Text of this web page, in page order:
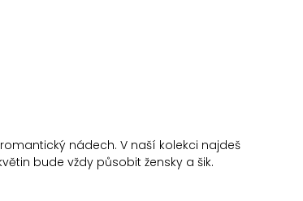
nádech. V naší kolekci najdeš
bude vždy působit žensky a šik.